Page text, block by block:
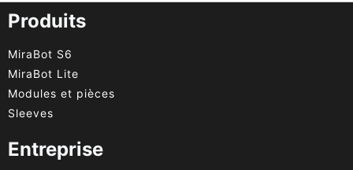
Produits
MiraBot S6
MiraBot Lite
Modules et pièces
Sleeves
Entreprise